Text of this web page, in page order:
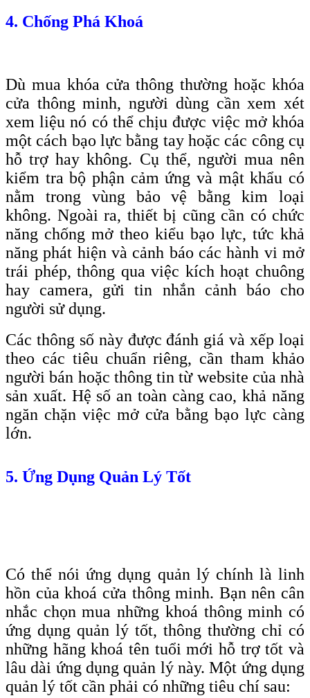
4. Chống Phá Khoá
Dù mua khóa cửa thông thường hoặc khóa
cửa thông minh, người dùng cần xem xét
xem liệu nó có thể chịu được việc mở khóa
một cách bạo lực bằng tay hoặc các công cụ
hỗ trợ hay không. Cụ thể, người mua nên
kiểm tra bộ phận cảm ứng và mật khẩu có
nằm trong vùng bảo vệ bằng kim loại
không. Ngoài ra, thiết bị cũng cần có chức
năng chống mở theo kiểu bạo lực, tức khả
năng phát hiện và cảnh báo các hành vi mở
trái phép, thông qua việc kích hoạt chuông
hay camera, gửi tin nhắn cảnh báo cho
người sử dụng.
Các thông số này được đánh giá và xếp loại
theo các tiêu chuẩn riêng, cần tham khảo
người bán hoặc thông tin từ website của nhà
sản xuất. Hệ số an toàn càng cao, khả năng
ngăn chặn việc mở cửa bằng bạo lực càng
lớn.
5. Ứng Dụng Quản Lý Tốt
Có thể nói ứng dụng quản lý chính là linh
hồn của khoá cửa thông minh. Bạn nên cân
nhắc chọn mua những khoá thông minh có
ứng dụng quản lý tốt, thông thường chỉ có
những hãng khoá tên tuổi mới hỗ trợ tốt và
lâu dài ứng dụng quản lý này. Một ứng dụng
quản lý tốt cần phải có những tiêu chí sau: